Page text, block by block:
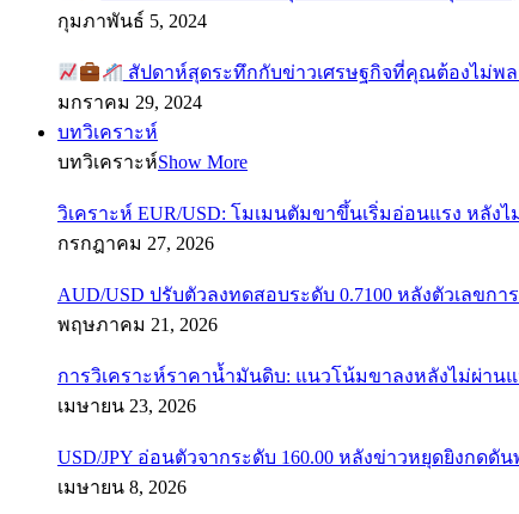
กุมภาพันธ์ 5, 2024
สัปดาห์สุดระทึกกับข่าวเศรษฐกิจที่คุณต้องไม่พ
มกราคม 29, 2024
บทวิเคราะห์
บทวิเคราะห์Show More
วิเคราะห์ EUR/USD: โมเมนตัมขาขึ้นเริ่มอ่อนแรง หลัง
กรกฎาคม 27, 2026
AUD/USD ปรับตัวลงทดสอบระดับ 0.7100 หลังตัวเลขก
พฤษภาคม 21, 2026
การวิเคราะห์ราคาน้ำมันดิบ: แนวโน้มขาลงหลังไม่ผ่าน
เมษายน 23, 2026
USD/JPY อ่อนตัวจากระดับ 160.00 หลังข่าวหยุดยิงกดดั
เมษายน 8, 2026